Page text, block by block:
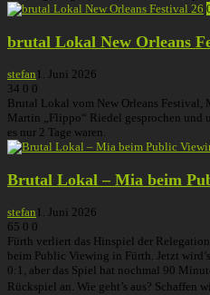
brutal Lokal New Orleans
stefan 1. Juni 2026
34 0 0
Brutal Lokal vom New Orleans Festival,
Martin „Flippo“ Riedel gesprochen und
es nur 2 Tage waren.
Brutal Lokal – Mia beim
stefan 1. Juni 2026
65 0 0
Fürth verliert das Hinspiel der
beim Public Viewing in Fürth. Jetzt
0:1, aber das Spiel hat nochmal 90
Rückspiel an. Wie geht’s aus? Schaffen